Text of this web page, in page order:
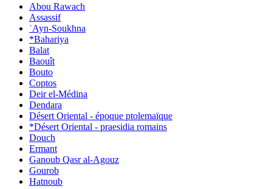
Abou Rawach
Assassif
ʿAyn-Soukhna
*Bahariya
Balat
Baouît
Bouto
Coptos
Deir el-Médina
Dendara
Désert Oriental - époque ptolemaïque
*Désert Oriental - praesidia romains
Douch
Ermant
Ganoub Qasr al-Agouz
Gourob
Hatnoub